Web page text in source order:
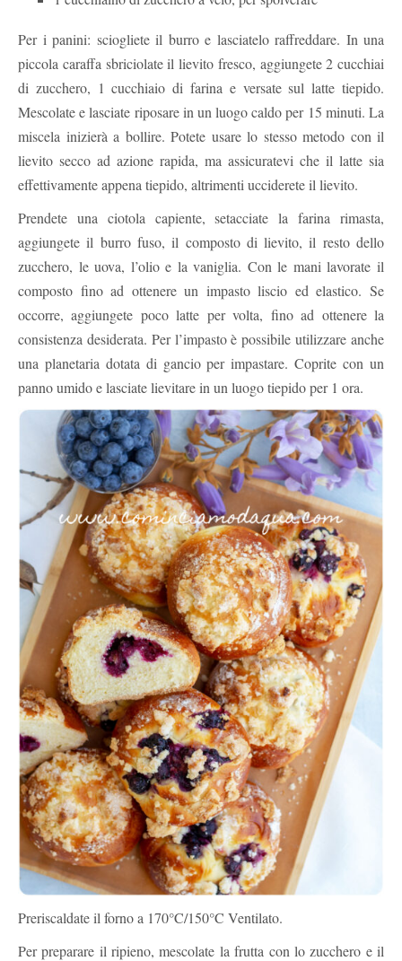
Per i panini: sciogliete il burro e lasciatelo raffreddare. In una
piccola caraffa sbriciolate il lievito fresco, aggiungete 2 cucchiai
di zucchero, 1 cucchiaio di farina e versate sul latte tiepido.
Mescolate e lasciate riposare in un luogo caldo per 15 minuti. La
miscela inizierà a bollire. Potete usare lo stesso metodo con il
lievito secco ad azione rapida, ma assicuratevi che il latte sia
effettivamente appena tiepido, altrimenti ucciderete il lievito.
Prendete una ciotola capiente, setacciate la farina rimasta,
aggiungete il burro fuso, il composto di lievito, il resto dello
zucchero, le uova, l’olio e la vaniglia. Con le mani lavorate il
composto fino ad ottenere un impasto liscio ed elastico. Se
occorre, aggiungete poco latte per volta, fino ad ottenere la
consistenza desiderata. Per l’impasto è possibile utilizzare anche
una planetaria dotata di gancio per impastare. Coprite con un
panno umido e lasciate lievitare in un luogo tiepido per 1 ora.
Preriscaldate il forno a 170°C/150°C Ventilato.
Per preparare il ripieno, mescolate la frutta con lo zucchero e il